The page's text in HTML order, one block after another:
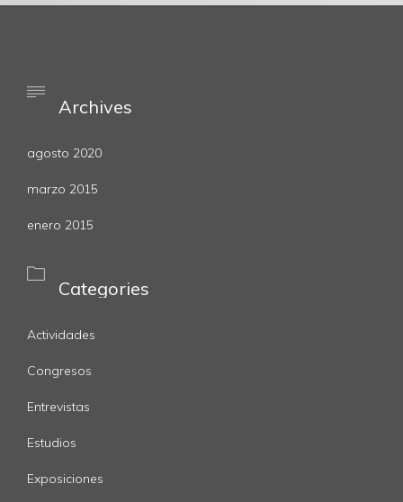

Archives
agosto 2020
marzo 2015
enero 2015

Categories
Actividades
Congresos
Entrevistas
Estudios
Exposiciones